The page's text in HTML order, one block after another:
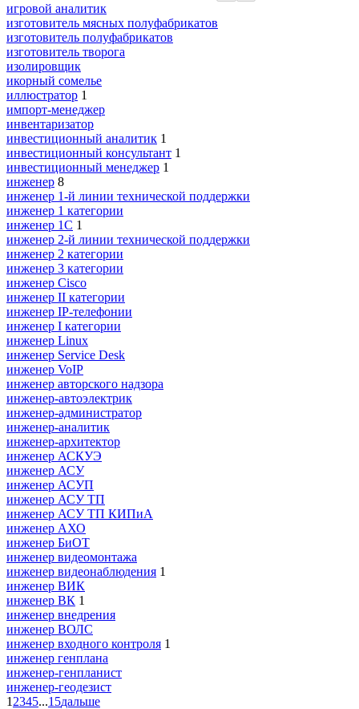
игровой аналитик
изготовитель мясных полуфабрикатов
изготовитель полуфабрикатов
изготовитель творога
изолировщик
икорный сомелье
иллюстратор 1
импорт-менеджер
инвентаризатор
инвестиционный аналитик 1
инвестиционный консультант 1
инвестиционный менеджер 1
инженер 8
инженер 1-й линии технической поддержки
инженер 1 категории
инженер 1С 1
инженер 2-й линии технической поддержки
инженер 2 категории
инженер 3 категории
инженер Cisco
инженер II категории
инженер IP-телефонии
инженер I категории
инженер Linux
инженер Service Desk
инженер VoIP
инженер авторского надзора
инженер-автоэлектрик
инженер-администратор
инженер-аналитик
инженер-архитектор
инженер АСКУЭ
инженер АСУ
инженер АСУП
инженер АСУ ТП
инженер АСУ ТП КИПиА
инженер АХО
инженер БиОТ
инженер видеомонтажа
инженер видеонаблюдения 1
инженер ВИК
инженер ВК 1
инженер внедрения
инженер ВОЛС
инженер входного контроля 1
инженер генплана
инженер-генпланист
инженер-геодезист
1 2345...15дальше